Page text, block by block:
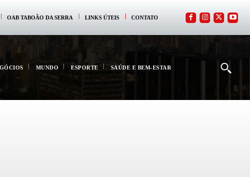
OAB TABOÃO DA SERRA LINKS ÚTEIS CONTATO
MUNDO ESPORTE SAÚDE E BEM-ESTAR